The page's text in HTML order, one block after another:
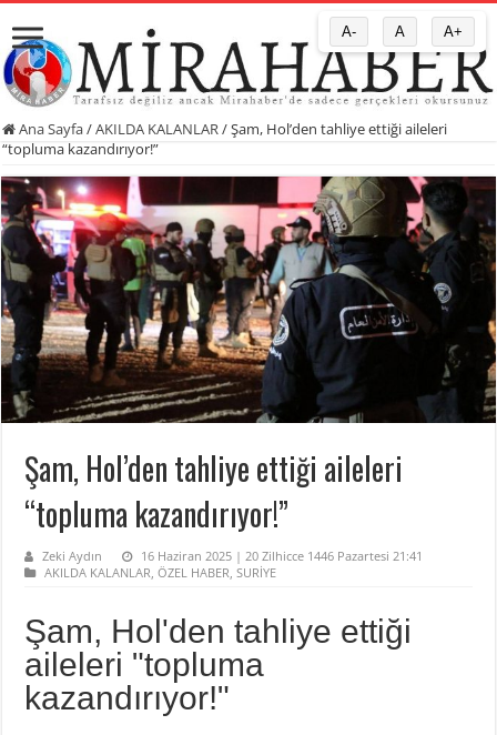
Ana Sayfa/AKILDA KALANLAR /Şam, Hol’den tahliye ettiği aileleri
“topluma kazandırıyor!”
Şam, Hol’den tahliye ettiği aileleri
“topluma kazandırıyor!”
Zeki Aydın
16 Haziran 2025 | 20 Zilhicce 1446 Pazartesi 21:41
AKILDA KALANLAR,ÖZEL HABER,SURİYE
Şam, Hol'den tahliye ettiği
aileleri "topluma
kazandırıyor!"
A- A A+